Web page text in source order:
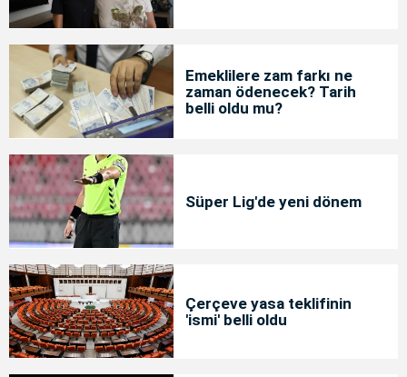
Emeklilere zam farkı ne
zaman ödenecek? Tarih
belli oldu mu?
Süper Lig'de yeni dönem
Çerçeve yasa teklifinin
'ismi' belli oldu